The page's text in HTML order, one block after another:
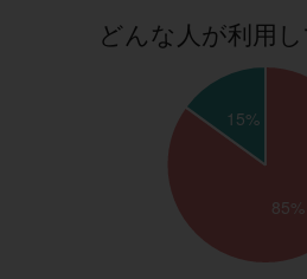
どんな人が利用